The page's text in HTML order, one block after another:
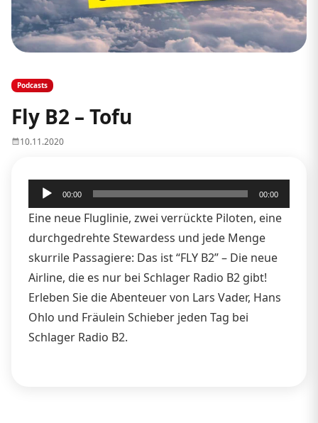
Podcasts
Fly B2 – Tofu
10.11.2020
Audio-
Player
00:00 00:00
Eine neue Fluglinie, zwei verrückte Piloten, eine
durchgedrehte Stewardess und jede Menge
skurrile Passagiere: Das ist “FLY B2” – Die neue
Airline, die es nur bei Schlager Radio B2 gibt!
Erleben Sie die Abenteuer von Lars Vader, Hans
Ohlo und Fräulein Schieber jeden Tag bei
Schlager Radio B2.